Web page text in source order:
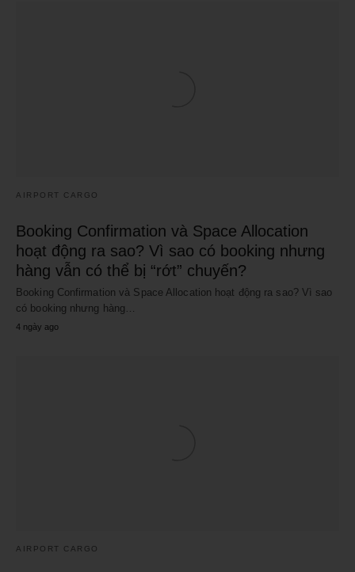
AIRPORT CARGO
Booking Confirmation và Space Allocation
hoạt động ra sao? Vì sao có booking nhưng
hàng vẫn có thể bị “rớt” chuyến?
Booking Confirmation và Space Allocation hoạt động ra sao? Vì sao
có booking nhưng hàng…
4 ngày ago
AIRPORT CARGO